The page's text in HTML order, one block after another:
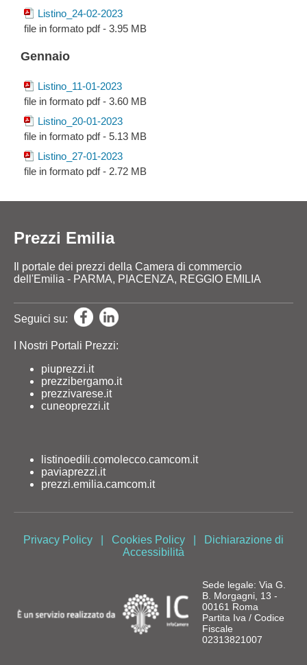
Listino_24-02-2023
file in formato pdf - 3.95 MB
Gennaio
Listino_11-01-2023
file in formato pdf - 3.60 MB
Listino_20-01-2023
file in formato pdf - 5.13 MB
Listino_27-01-2023
file in formato pdf - 2.72 MB
Prezzi Emilia
Il portale dei prezzi della Camera di commercio
dell'Emilia - PARMA, PIACENZA, REGGIO EMILIA
Seguici su:
I Nostri Portali Prezzi:
piuprezzi.it
prezzibergamo.it
prezzivarese.it
cuneoprezzi.it
listinoedili.comolecco.camcom.it
paviaprezzi.it
prezzi.emilia.camcom.it
Privacy Policy Cookies Policy
Dichiarazione di
Accessibilità
Sede legale: Via G.
B. Morgagni, 13 -
00161 Roma
Partita Iva / Codice
Fiscale
02313821007